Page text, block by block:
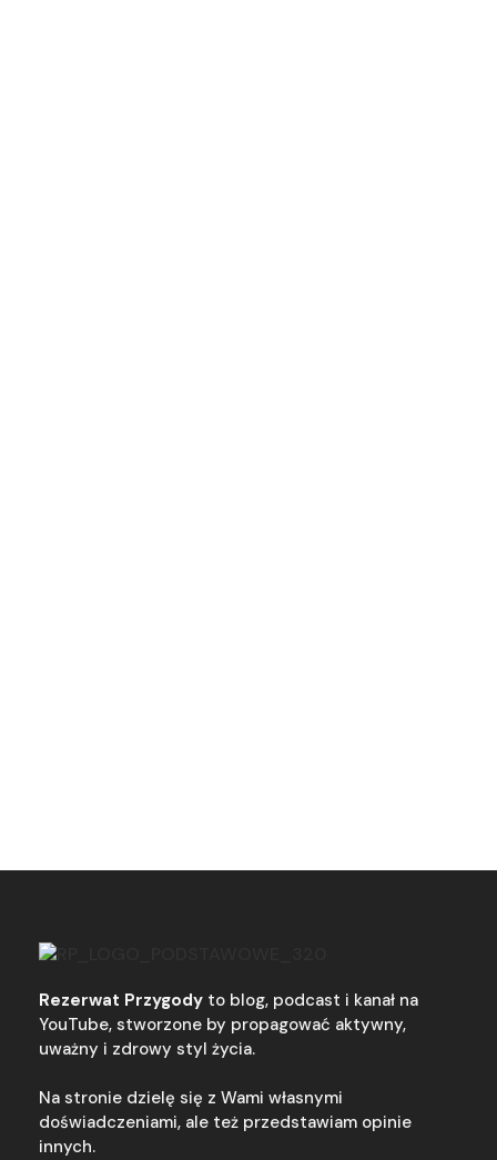
Rezerwat Przygody to blog, podcast i kanał na
YouTube, stworzone by propagować aktywny,
uważny i zdrowy styl życia.
Na stronie dzielę się z Wami własnymi
doświadczeniami, ale też przedstawiam opinie
innych.